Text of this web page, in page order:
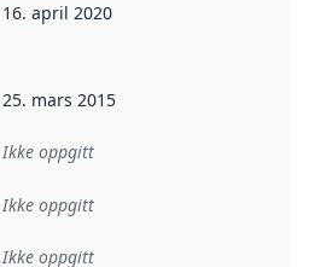
sier når dataene i dette
16. april 2020
25. mars 2015
Ikke oppgitt
Ikke oppgitt
Ikke oppgitt